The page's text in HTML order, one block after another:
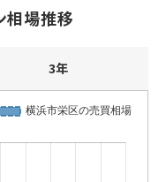
相場推移
3年